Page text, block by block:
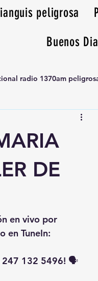
peligrosa
Buenos
radio 1370am
DE
en vivo por
o en TuneIn:
247 132 5496! 🗣️